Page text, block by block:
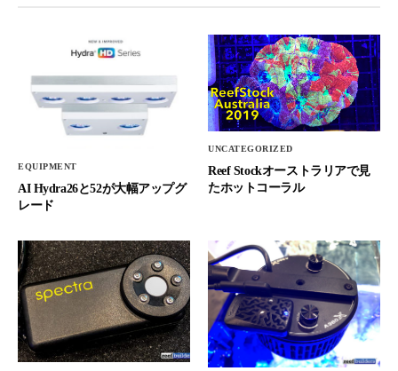
EQUIPMENT
AI Hydra26と52が大幅アップグ
レード
UNCATEGORIZED
Reef Stockオーストラリアで見
たホットコーラル